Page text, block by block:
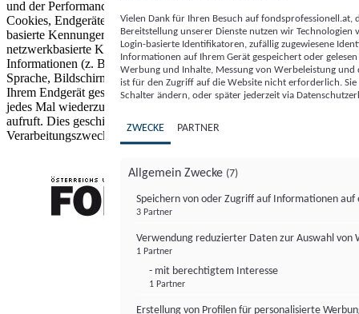
und der Performance von Inhalten sowie Zielgruppenforschung.
Cookies, Endgeräte- oder ähnliche Online-Kennungen (z. B. login-
basierte Kennungen, zufällig generierte Kennungen,
netzwerkbasierte Kennungen) können zusammen mit anderen
Informationen (z. B. Browsertyp und Browserinformationen,
Sprache, Bildschirmgröße, unterstützte Technologien usw.) auf
Ihrem Endgerät gespeichert oder von dort ausgelesen werden, um es
jedes Mal wiederzuerkennen, wenn es eine App oder einer Webseite
aufruft. Dies geschieht für einen oder mehrere der hier aufgeführten
Verarbeitungszwecke.
Vielen Dank für Ihren Besuch auf
Bereitstellung unserer Dienste nutzen wir Technologien
Login-basierte Identifikatoren, zufällig zugewiesene
Informationen auf Ihrem Gerät gespeichert oder
Werbung und Inhalte, Messung von Werbeleistung
ist für den Zugriff auf die Website nicht erforderlich.
Schalter ändern, oder später jederzeit via
ZWECKE PARTNER
Allgemein Zwecke (7)
Speichern von oder Zugriff auf Informationen auf
3 Partner
Verwendung reduzierter Daten zur Auswahl von
1 Partner
- mit berechtigtem Interesse
1 Partner
Erstellung von Profilen für personalisierte
FONDS professionell